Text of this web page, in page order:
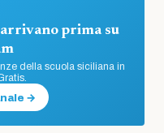
prima su
della scuola siciliana in
→